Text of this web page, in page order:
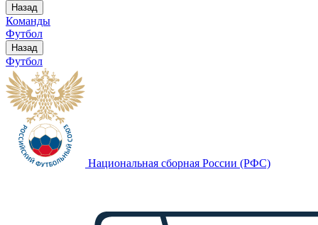
Назад
Команды
Футбол
Назад
Футбол
Национальная сборная России (РФС)